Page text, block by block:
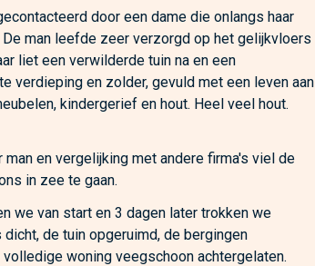
door een dame die onlangs haar
man leefde zeer verzorgd op het gelijkvloers
liet een verwilderde tuin na en een
verdieping en zolder, gevuld met een leven aan
kindergerief en hout. Heel veel hout.
man en vergelijking met andere firma's viel de
in zee te gaan.
we van start en 3 dagen later trokken we
de tuin opgeruimd, de bergingen
woning veegschoon achtergelaten.